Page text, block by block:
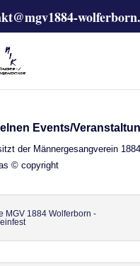
Events/
der Männergesangverein 1884
© copyright
MGV 1884 Wolferborn -